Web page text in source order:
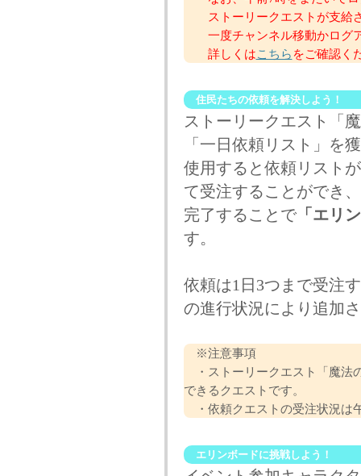
ストーリークエストが支給
一度チャンネル移動かログ
詳しくはこちら をご確認く
住民たちの依頼を解決しよう！
ストーリークエスト「
「一日依頼リスト」を
使用すると依頼リスト
て受注することができ、
完了することで「エリ
す。
依頼は1日3つまで受注
の進行状況により追加
※注意事項
・ストーリークエスト「魔法
できるクエストです。
・依頼クエストの受注状況は
エリンボードに挑戦しよう！